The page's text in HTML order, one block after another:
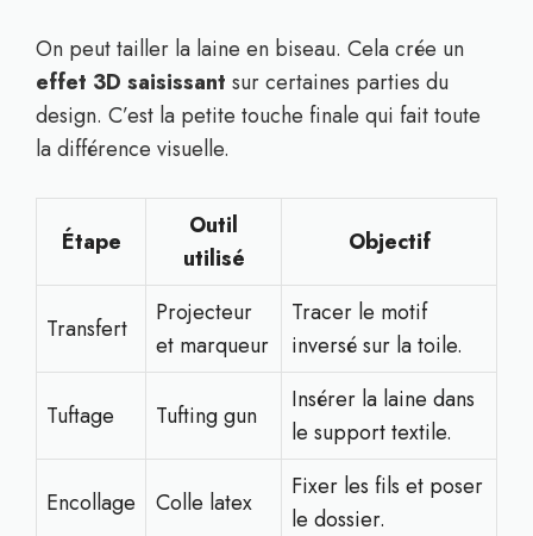
On peut tailler la laine en biseau. Cela crée un
effet 3D saisissant sur certaines parties du
design. C’est la petite touche finale qui fait toute
la différence visuelle.
Étape
Outil
utilisé
Objectif
Transfert
Projecteur
et marqueur
Tracer le motif
inversé sur la toile.
Tuftage Tufting gun
Insérer la laine dans
le support textile.
Encollage Colle latex
Fixer les fils et poser
le dossier.